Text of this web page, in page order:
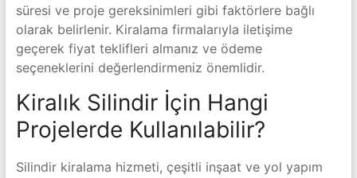
süresi ve proje gereksinimleri gibi faktörlere bağlı
olarak belirlenir. Kiralama firmalarıyla iletişime
geçerek fiyat teklifleri almanız ve ödeme
seçeneklerini değerlendirmeniz önemlidir.
Kiralık Silindir İçin Hangi
Projelerde Kullanılabilir?
Silindir kiralama hizmeti, çeşitli inşaat ve yol yapım